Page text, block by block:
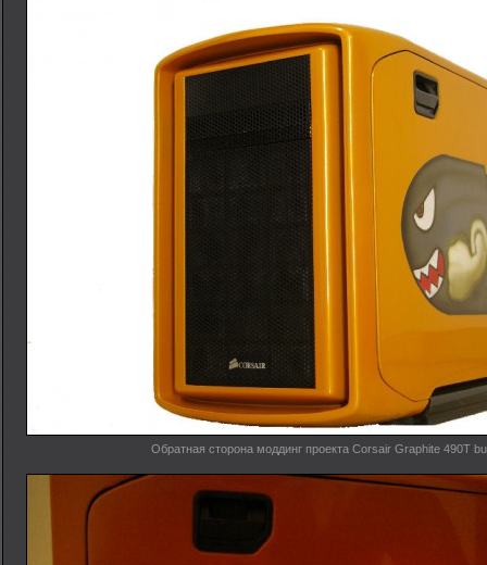
Обратная сторона моддинг проекта Corsair Graphite 490T